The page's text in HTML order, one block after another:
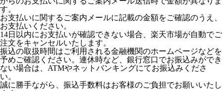
す。
お支払いに関するご案内メールに記載の金額をご確認のうえ、
お支払いください。
14日以内にお支払いが確認できない場合、楽天市場が自動でご
注文をキャンセルいたします。
振込の取扱時間はご利用される金融機関のホームページなどを
予めご確認ください。連休時など、銀行窓口でお振込みができ
ない場合は、ATMやネットバンキングにてお振込みくださ
い。
誠に勝手ながら、振込手数料はお客様のご負担でお願いいたし